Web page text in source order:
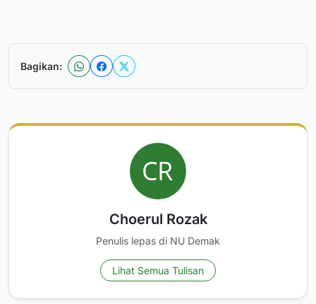
Bagikan:
Choerul Rozak
Penulis lepas di NU Demak
Lihat Semua Tulisan